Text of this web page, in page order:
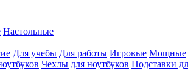
Настольные
Для учебы Для работы Игровые Мощные
Чехлы для ноутбуков Подставки